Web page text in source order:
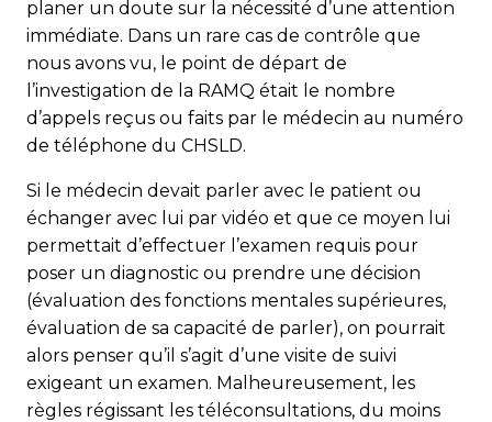
planer un doute sur la nécessité d’une attention
immédiate. Dans un rare cas de contrôle que
nous avons vu, le point de départ de
l’investigation de la RAMQ était le nombre
d’appels reçus ou faits par le médecin au numéro
de téléphone du CHSLD.
Si le médecin devait parler avec le patient ou
échanger avec lui par vidéo et que ce moyen lui
permettait d’effectuer l’examen requis pour
poser un diagnostic ou prendre une décision
(évaluation des fonctions mentales supérieures,
évaluation de sa capacité de parler), on pourrait
alors penser qu’il s’agit d’une visite de suivi
exigeant un examen. Malheureusement, les
règles régissant les téléconsultations, du moins